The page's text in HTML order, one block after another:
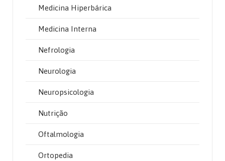
Medicina Hiperbárica
Medicina Interna
Nefrologia
Neurologia
Neuropsicologia
Nutrição
Oftalmologia
Ortopedia